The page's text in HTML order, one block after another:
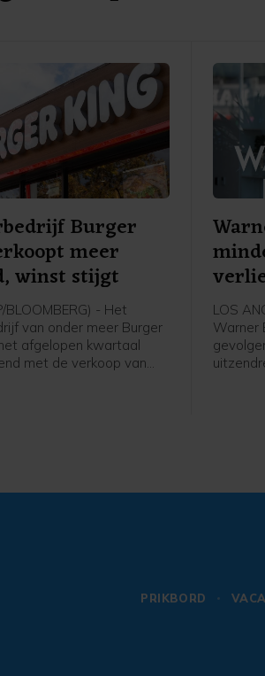
Burger
meer
winst stijgt
BLOOMBERG) - Het
van onder meer Burger
afgelopen kwartaal
met de verkoop van
LOS
Warner
PRIKBORD